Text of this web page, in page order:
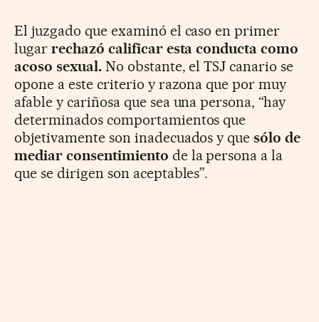
El juzgado que examinó el caso en primer
lugar rechazó calificar esta conducta como
acoso sexual. No obstante, el TSJ canario se
opone a este criterio y razona que por muy
afable y cariñosa que sea una persona, “hay
determinados comportamientos que
objetivamente son inadecuados y quesólo de
mediar consentimiento de la persona a la
que se dirigen son aceptables”.